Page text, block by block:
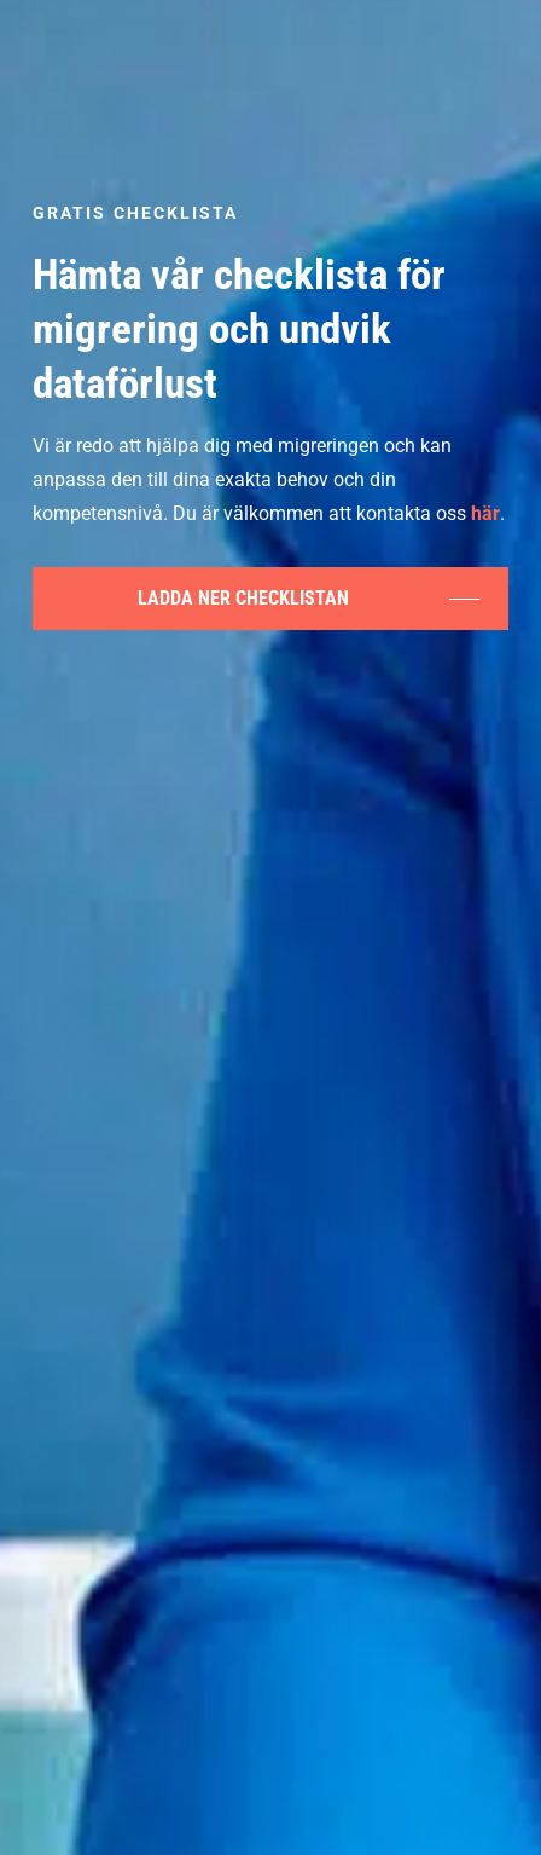
GRATIS CHECKLISTA
Hämta vår checklista för
migrering och undvik
dataförlust
Vi är redo att hjälpa dig med migreringen och kan
anpassa den till dina exakta behov och din
kompetensnivå. Du är välkommen att kontakta oss här.
LADDA NER CHECKLISTAN